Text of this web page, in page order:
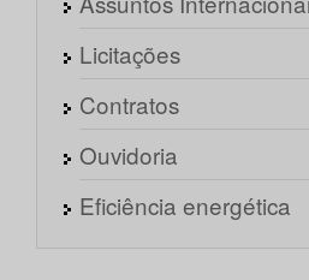
Licitações
Contratos
Ouvidoria
Eficiência energética